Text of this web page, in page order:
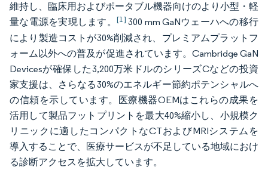
維持し、臨床用およびポータブル機器向けのより小型・軽
量な電源を実現します。 [1] 300 mm GaNウェーハへの移行
により製造コストが30%削減され、プレミアムプラットフ
ォーム以外への普及が促進されています。Cambridge GaN
Devicesが確保した3,200万米ドルのシリーズCなどの投資
家支援は、さらなる30%のエネルギー節約ポテンシャルへ
の信頼を示しています。医療機器OEMはこれらの成果を
活用して製品フットプリントを最大40%縮小し、小規模ク
リニックに適したコンパクトなCTおよびMRIシステムを
導入することで、医療サービスが不足している地域におけ
る診断アクセスを拡大しています。